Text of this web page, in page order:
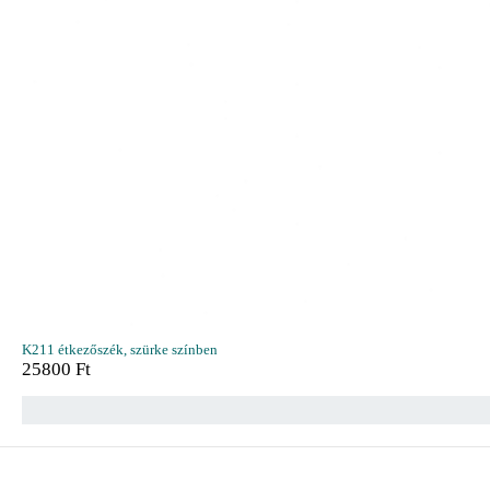
K211 étkezőszék, szürke színben
25800 Ft